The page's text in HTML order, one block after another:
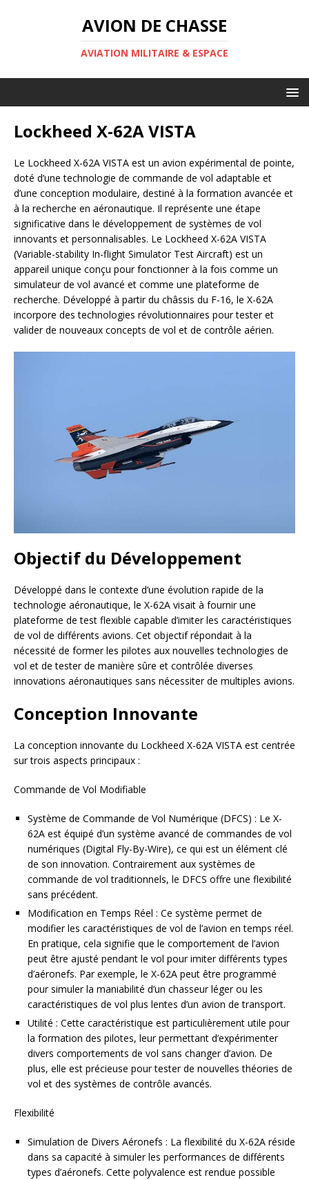
AVION DE CHASSE
AVIATION MILITAIRE & ESPACE
Lockheed X-62A VISTA
Le Lockheed X-62A VISTA est un avion expérimental de pointe,
doté d’une technologie de commande de vol adaptable et
d’une conception modulaire, destiné à la formation avancée et
à la recherche en aéronautique. Il représente une étape
significative dans le développement de systèmes de vol
innovants et personnalisables. Le Lockheed X-62A VISTA
(Variable-stability In-flight Simulator Test Aircraft) est un
appareil unique conçu pour fonctionner à la fois comme un
simulateur de vol avancé et comme une plateforme de
recherche. Développé à partir du châssis du F-16, le X-62A
incorpore des technologies révolutionnaires pour tester et
valider de nouveaux concepts de vol et de contrôle aérien.
Objectif du Développement
Développé dans le contexte d’une évolution rapide de la
technologie aéronautique, le X-62A visait à fournir une
plateforme de test flexible capable d’imiter les caractéristiques
de vol de différents avions. Cet objectif répondait à la
nécessité de former les pilotes aux nouvelles technologies de
vol et de tester de manière sûre et contrôlée diverses
innovations aéronautiques sans nécessiter de multiples avions.
Conception Innovante
La conception innovante du Lockheed X-62A VISTA est centrée
sur trois aspects principaux :
Commande de Vol Modifiable
Système de Commande de Vol Numérique (DFCS) : Le X-
62A est équipé d’un système avancé de commandes de vol
numériques (Digital Fly-By-Wire), ce qui est un élément clé
de son innovation. Contrairement aux systèmes de
commande de vol traditionnels, le DFCS offre une flexibilité
sans précédent.
Modification en Temps Réel : Ce système permet de
modifier les caractéristiques de vol de l’avion en temps réel.
En pratique, cela signifie que le comportement de l’avion
peut être ajusté pendant le vol pour imiter différents types
d’aéronefs. Par exemple, le X-62A peut être programmé
pour simuler la maniabilité d’un chasseur léger ou les
caractéristiques de vol plus lentes d’un avion de transport.
Utilité : Cette caractéristique est particulièrement utile pour
la formation des pilotes, leur permettant d’expérimenter
divers comportements de vol sans changer d’avion. De
plus, elle est précieuse pour tester de nouvelles théories de
vol et des systèmes de contrôle avancés.
Flexibilité
Simulation de Divers Aéronefs : La flexibilité du X-62A réside
dans sa capacité à simuler les performances de différents
types d’aéronefs. Cette polyvalence est rendue possible